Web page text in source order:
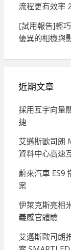
流程更有效率
[試用報告]輕
優異的相機與
近期文章
採用互宇向量
捷
艾邁斯歐司朗
資料中心高速
蔚來汽車 ES9
案
伊萊克斯亮相
義感官體驗
艾邁斯歐司朗